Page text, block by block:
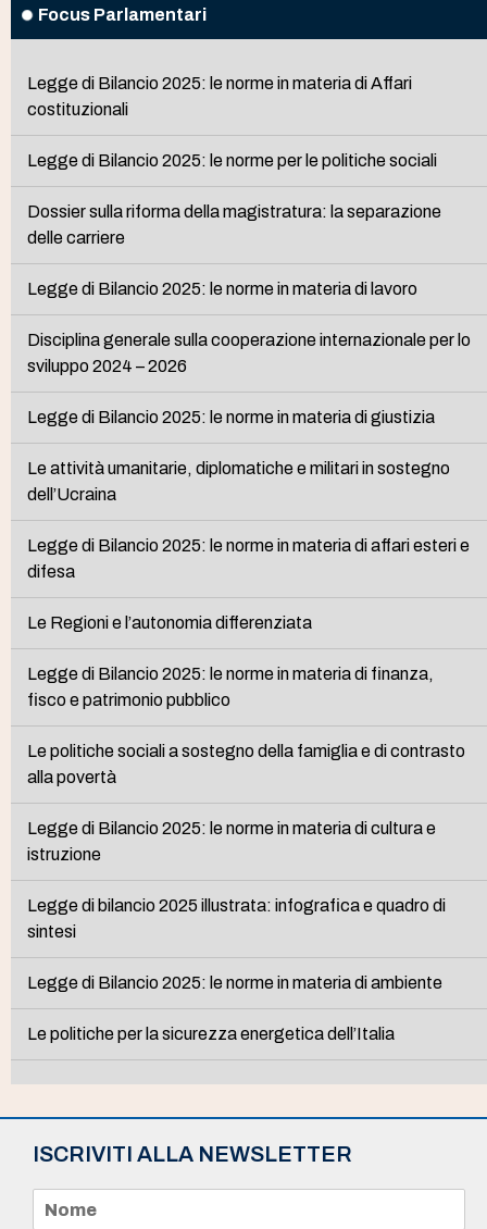
Focus Parlamentari
Legge di Bilancio 2025: le norme in materia di Affari
costituzionali
Legge di Bilancio 2025: le norme per le politiche sociali
Dossier sulla riforma della magistratura: la separazione
delle carriere
Legge di Bilancio 2025: le norme in materia di lavoro
Disciplina generale sulla cooperazione internazionale per lo
sviluppo 2024 – 2026
Legge di Bilancio 2025: le norme in materia di giustizia
Le attività umanitarie, diplomatiche e militari in sostegno
dell’Ucraina
Legge di Bilancio 2025: le norme in materia di affari esteri e
difesa
Le Regioni e l’autonomia differenziata
Legge di Bilancio 2025: le norme in materia di finanza,
fisco e patrimonio pubblico
Le politiche sociali a sostegno della famiglia e di contrasto
alla povertà
Legge di Bilancio 2025: le norme in materia di cultura e
istruzione
Legge di bilancio 2025 illustrata: infografica e quadro di
sintesi
Legge di Bilancio 2025: le norme in materia di ambiente
Le politiche per la sicurezza energetica dell’Italia
ISCRIVITI ALLA NEWSLETTER